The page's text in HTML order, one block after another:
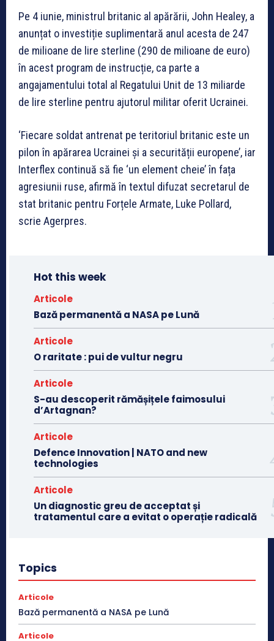
Pe 4 iunie, ministrul britanic al apărării, John Healey, a
anunțat o investiție suplimentară anul acesta de 247
de milioane de lire sterline (290 de milioane de euro)
în acest program de instrucție, ca parte a
angajamentului total al Regatului Unit de 13 miliarde
de lire sterline pentru ajutorul militar oferit Ucrainei.
‘Fiecare soldat antrenat pe teritoriul britanic este un
pilon în apărarea Ucrainei și a securității europene’, iar
Interflex continuă să fie ‘un element cheie’ în fața
agresiunii ruse, afirmă în textul difuzat secretarul de
stat britanic pentru Forțele Armate, Luke Pollard,
scrie Agerpres.
Hot this week
Articole
Bază permanentă a NASA pe Lună
Articole
O raritate : pui de vultur negru
Articole
S-au descoperit rămășițele faimosului
d’Artagnan?
Articole
Defence Innovation | NATO and new
technologies
Articole
Un diagnostic greu de acceptat și
tratamentul care a evitat o operație radicală
Topics
Articole
Bază permanentă a NASA pe Lună
Articole